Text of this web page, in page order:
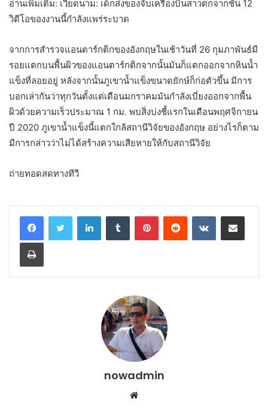
อ่านเพิ่มเติม: เวียดนาม: เด็กส่งของจับเครื่องบินสาวตกจากชั้น 12
วิดีโอของงานนี้กำลังแพร่ระบาด
จากการสำรวจแอนตาร์กติกของอังกฤษในเช้าวันที่ 26 กุมภาพันธ์มี
รอยแตกบนพื้นผิวของแอนตาร์กติกจากนั้นมันก็แตกออกจากหินน้ำ
แข็งที่ลอยอยู่ หลังจากนั้นภูเขาน้ำแข็งขนาดยักษ์ก็ก่อตัวขึ้น มีการ
บอกเล่ากันว่าทุกวันตั้งแต่เดือนมกราคมมันกำลังเบี่ยงออกจากพื้น
ผิวด้วยความเร็วประมาณ 1 กม. พบสิ่งบ่งชี้แรกในเดือนพฤศจิกายน
ปี 2020 ภูเขาน้ำแข็งนี้แตกใกล้สถานีวิจัยของอังกฤษ อย่างไรก็ตาม
มีการกล่าวว่าไม่ได้สร้างความเสียหายให้กับสถานีวิจัย
ถ่ายทอดสดทางทีวี
LinkedInTumblr PinterestReddit VKontakteShare via Email
Print
nowadmin
Website